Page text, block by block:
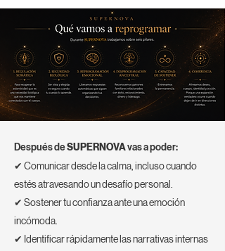
Después deSUPERNOVAvas a poder:
✔ Comunicar desde la calma, incluso cuando
estés atravesando un desafío personal.
✔ Sostener tu confianza ante una emoción
incómoda.
✔ Identificar rápidamente las narrativas internas